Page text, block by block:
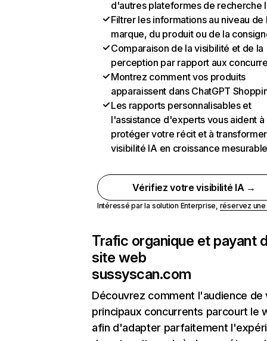
d'autres plateformes de recherche
Filtrer les informations au niveau de
marque, du produit ou de la
Comparaison de la visibilité et de la
perception par rapport aux
Montrez comment vos produits
apparaissent dans ChatGPT
Les rapports personnalisables et
l'assistance d'experts vous aident à
protéger votre récit et à
visibilité IA en croissance
Vérifiez votre visibilité IA →
Intéressé par la solution Enterprise, réservez
Trafic organique et payant
site web
sussyscan.com
Découvrez comment l'audience de
principaux concurrents parcourt le
afin d'adapter parfaitement